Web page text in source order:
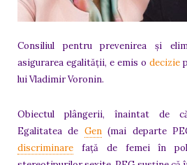
Consiliul pentru prevenirea și
asigurarea egalității, e emis o decizie
lui Vladimir Voronin.
Obiectul plângerii, înaintat de
Egalitatea de Gen(mai departe
discriminare față de femei în